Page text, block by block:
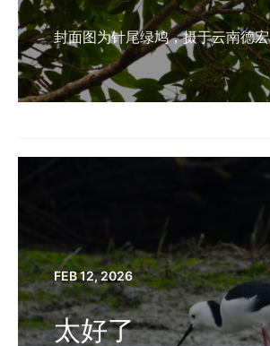
封面图为针尾绿鸠，摄于云南德宏
FEB 12, 2026
太好了